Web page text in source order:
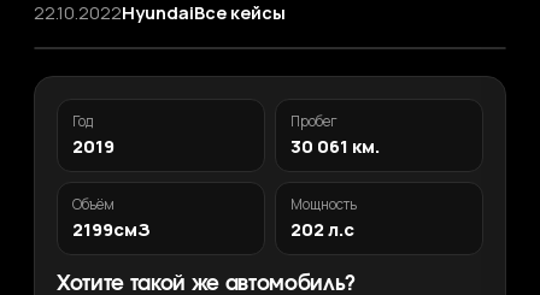
22.10.2022HyundaiВсе кейсы
Год
2019
Пробег
30 061 км.
Объём
2199смЗ
Мощность
202 л.с
Хотите такой же автомобиль?